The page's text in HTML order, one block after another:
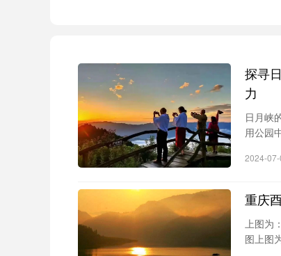
漾，碧绿的水面与巍峨的群山融为一
而美丽。
探寻
力
日月峡
用公园
顶之上
2024-07-
重庆
上图为
图上图